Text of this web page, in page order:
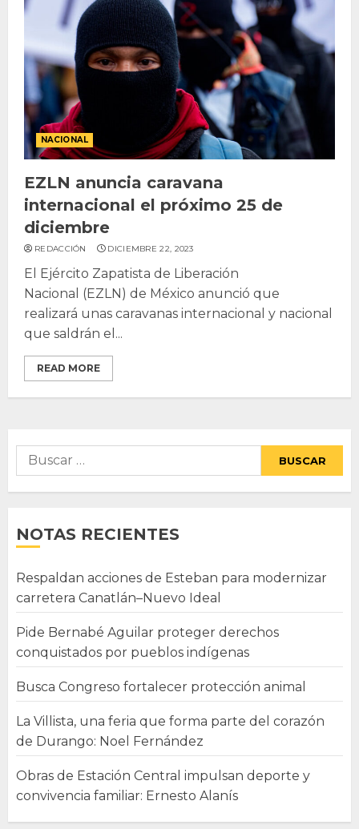
NACIONAL
EZLN anuncia caravana
internacional el próximo 25 de
diciembre
REDACCIÓN DICIEMBRE 22, 2023
El Ejército Zapatista de Liberación
Nacional (EZLN) de México anunció que
realizará unas caravanas internacional y nacional
que saldrán el...
READ MORE
Buscar:
NOTAS RECIENTES
Respaldan acciones de Esteban para modernizar
carretera Canatlán–Nuevo Ideal
Pide Bernabé Aguilar proteger derechos
conquistados por pueblos indígenas
Busca Congreso fortalecer protección animal
La Villista, una feria que forma parte del corazón
de Durango: Noel Fernández
Obras de Estación Central impulsan deporte y
convivencia familiar: Ernesto Alanís